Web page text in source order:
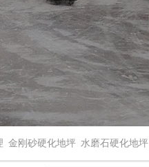
金刚砂硬化地坪 水磨石硬化地坪